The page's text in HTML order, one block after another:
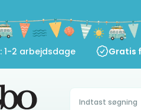
: 1-2 arbejdsdage Gratis
Søg
efter: